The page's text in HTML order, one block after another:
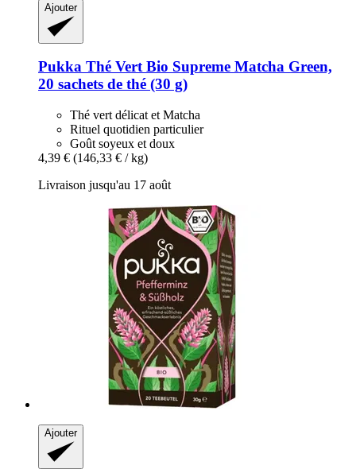
Ajouter
Pukka Thé Vert Bio Supreme Matcha Green,
20 sachets de thé (30 g)
Thé vert délicat et Matcha
Rituel quotidien particulier
Goût soyeux et doux
4,39 € (146,33 € / kg)
Livraison jusqu'au 17 août
Ajouter